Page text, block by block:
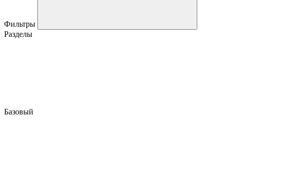
Фильтры
Разделы
Базовый